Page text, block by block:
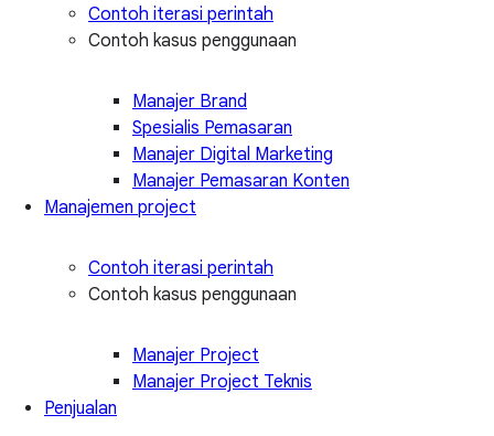
Contoh iterasi perintah
Contoh kasus penggunaan
Manajer Brand
Spesialis Pemasaran
Manajer Digital Marketing
Manajer Pemasaran Konten
Manajemen project
Contoh iterasi perintah
Contoh kasus penggunaan
Manajer Project
Manajer Project Teknis
Penjualan